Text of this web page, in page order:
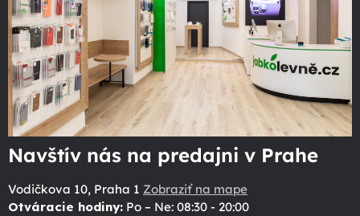
Navštív nás na predajni v Prahe
Vodičkova 10, Praha 1 Zobraziť na mape
Otváracie hodiny: Po – Ne: 08:30 - 20:00